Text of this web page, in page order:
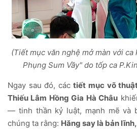
(Tiết mục văn nghệ mở màn với ca
Phụng Sum Vầy" do tốp ca
Ngay sau đó, cáctiết mục võ
Thiếu Lâm Hồng Gia Hà Châu
— tinh thần kỷ luật, mạnh mẽ và
chúng ta rằng: Hăng say là bản